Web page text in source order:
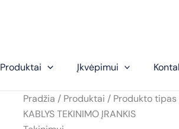
Produktai Įkvėpimui
Pradžia / Produktai / Produkto tipas
KABLYS TEKINIMO ĮRANKIS